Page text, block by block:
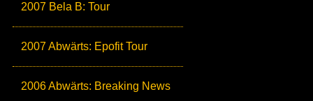
2007 Bela B: Tour
2007 Abwärts: Epofit Tour
2006 Abwärts: Breaking News